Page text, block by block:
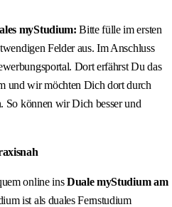
myStudium: Bitte fülle im ersten
Felder aus. Im Anschluss
Dort erfährst Du das
und wir möchten Dich dort durch
So können wir Dich besser und
online insDuale myStudium am
ist als duales Fernstudium